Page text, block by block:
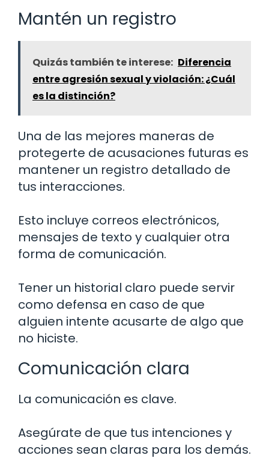
Mantén un registro
Quizás también te interese: Diferencia
entre agresión sexual y violación: ¿Cuál
es la distinción?
Una de las mejores maneras de
protegerte de acusaciones futuras es
mantener un registro detallado de
tus interacciones.
Esto incluye correos electrónicos,
mensajes de texto y cualquier otra
forma de comunicación.
Tener un historial claro puede servir
como defensa en caso de que
alguien intente acusarte de algo que
no hiciste.
Comunicación clara
La comunicación es clave.
Asegúrate de que tus intenciones y
acciones sean claras para los demás.